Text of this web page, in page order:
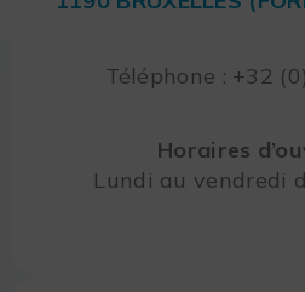
Téléphone : +32
Horaires
Lundi au vendredi